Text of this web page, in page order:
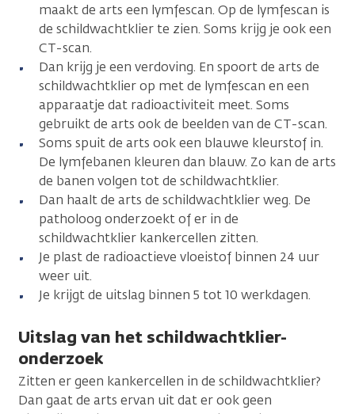
maakt de arts een lymfescan. Op de lymfescan is
de schildwachtklier te zien. Soms krijg je ook een
CT-scan.
Dan krijg je een verdoving. En spoort de arts de
schildwachtklier op met de lymfescan en een
apparaatje dat radioactiviteit meet. Soms
gebruikt de arts ook de beelden van de CT-scan.
Soms spuit de arts ook een blauwe kleurstof in.
De lymfebanen kleuren dan blauw. Zo kan de arts
de banen volgen tot de schildwachtklier.
Dan haalt de arts de schildwachtklier weg. De
patholoog onderzoekt of er in de
schildwachtklier kankercellen zitten.
Je plast de radioactieve vloeistof binnen 24 uur
weer uit.
Je krijgt de uitslag binnen 5 tot 10 werkdagen.
Uitslag van het schildwachtklier-
onderzoek
Zitten er geen kankercellen in de schildwachtklier?
Dan gaat de arts ervan uit dat er ook geen